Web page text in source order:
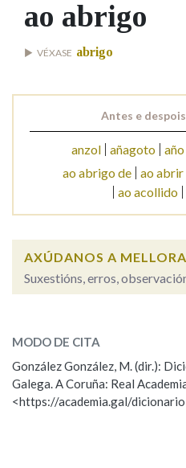
Facebook
TwitterYoutubeInstagram
Bluesky
BUSCAR NOS LEMAS
Comeza por
BUSCAR NO CONTIDO
Nas definicións
Nos exemplos
Na fraseoloxía
ao abrigo
VÉXASE abrigo
Antes e
anzol añagoto año
ao abrigo de ao abrir
ao acollido
AXÚDANOS A
Suxestións, erros,
ESCOLLE UNHA OPCIÓN:
Observación Hai un
Propoño mellorar a
MODO DE CITA
González González, M. (dir.):
Galega. A Coruña: Real
<https://academia.gal/